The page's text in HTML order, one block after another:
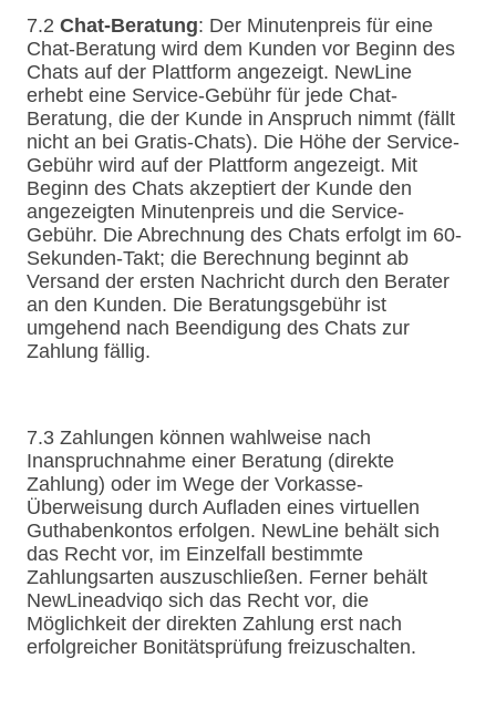
7.2 Chat-Beratung: Der Minutenpreis für eine
Chat-Beratung wird dem Kunden vor Beginn des
Chats auf der Plattform angezeigt. NewLine
erhebt eine Service-Gebühr für jede Chat-
Beratung, die der Kunde in Anspruch nimmt (fällt
nicht an bei Gratis-Chats). Die Höhe der Service-
Gebühr wird auf der Plattform angezeigt. Mit
Beginn des Chats akzeptiert der Kunde den
angezeigten Minutenpreis und die Service-
Gebühr. Die Abrechnung des Chats erfolgt im 60-
Sekunden-Takt; die Berechnung beginnt ab
Versand der ersten Nachricht durch den Berater
an den Kunden. Die Beratungsgebühr ist
umgehend nach Beendigung des Chats zur
Zahlung fällig.
7.3 Zahlungen können wahlweise nach
Inanspruchnahme einer Beratung (direkte
Zahlung) oder im Wege der Vorkasse-
Überweisung durch Aufladen eines virtuellen
Guthabenkontos erfolgen. NewLine behält sich
das Recht vor, im Einzelfall bestimmte
Zahlungsarten auszuschließen. Ferner behält
NewLineadviqo sich das Recht vor, die
Möglichkeit der direkten Zahlung erst nach
erfolgreicher Bonitätsprüfung freizuschalten.